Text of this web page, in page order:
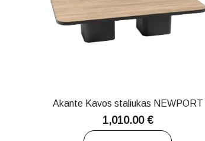
Akante Kavos staliukas NEWPORT
1,010.00 €